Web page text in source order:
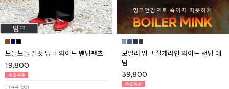
보들보들 벨벳 밍크 와이드 밴딩팬츠
19,800
F(44-66)
보일러 밍크 절개라인 와이드 밴딩 데
님
39,800